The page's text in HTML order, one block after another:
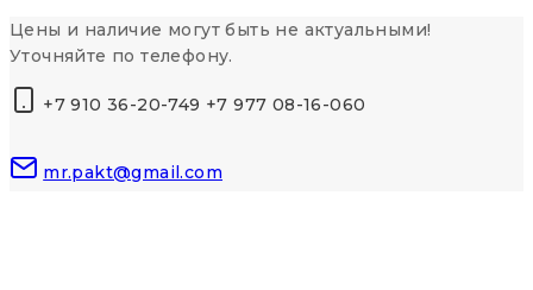
Перейти
к
Цены и наличие могут быть не актуальными!
Уточняйте по телефону.
+7 910 36-20-749 +7 977 08-16-060
mr.pakt@gmail.com